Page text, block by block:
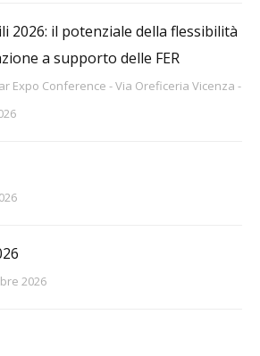
2026: il potenziale della flessibilità
a supporto delle FER
Expo Conference - Via Oreficeria Vicenza -
2026